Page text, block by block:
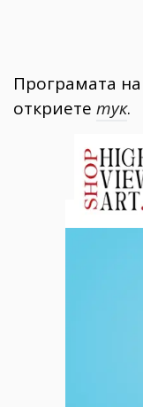
Програмата
откриете тук.